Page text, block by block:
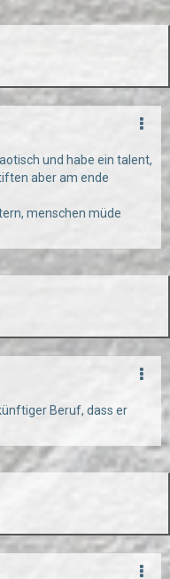
und habe ein talent,
aber am ende
menschen müde
Beruf, dass er